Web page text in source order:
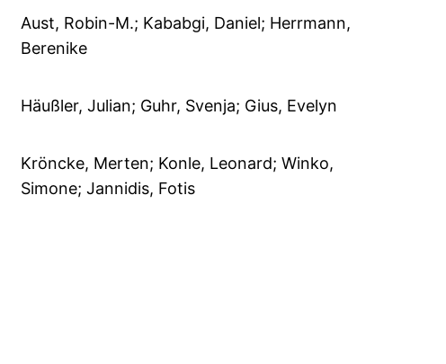
Aust, Robin-M.; Kababgi, Daniel; Herrmann,
Berenike
Häußler, Julian; Guhr, Svenja; Gius, Evelyn
Kröncke, Merten; Konle, Leonard; Winko,
Simone; Jannidis, Fotis